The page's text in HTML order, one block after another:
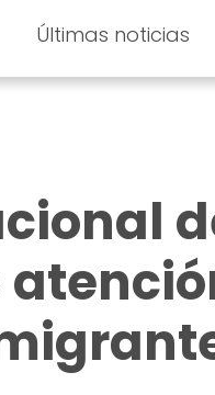
Últimas noticias